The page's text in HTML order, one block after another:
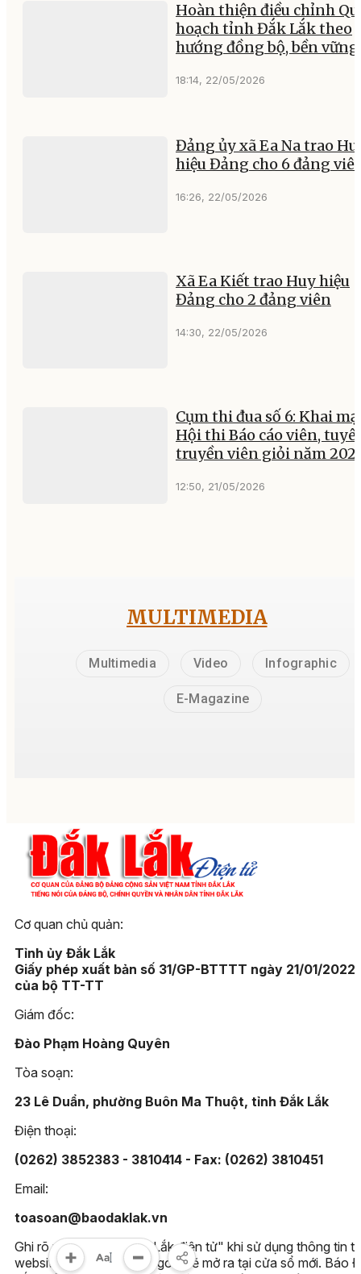
Hoàn thiện điều chỉnh
hoạch tỉnh Đắk Lắk theo
hướng đồng bộ, bền vững
18:14, 22/05/2026
Đảng ủy xã Ea Na trao
hiệu Đảng cho 6 đảng
16:26, 22/05/2026
Xã Ea Kiết trao Huy hiệu
Đảng cho 2 đảng viên
14:30, 22/05/2026
Cụm thi đua số 6: Khai
Hội thi Báo cáo viên,
truyền viên giỏi năm
12:50, 21/05/2026
MULTIMEDIA
Multimedia Video Infographic
E-Magazine
Cơ quan chủ quản:
Tỉnh ủy Đắk Lắk
Giấy phép xuất bản số 31/GP-BTTTT ngày 21/01/2022
của bộ TT-TT
Giám đốc:
Đào Phạm Hoàng Quyên
Tòa soạn:
23 Lê Duẩn, phường Buôn Ma Thuột, tỉnh Đắk Lắk
Điện thoại:
(0262) 3852383 - 3810414 - Fax: (0262) 3810451
Email:
toasoan@baodaklak.vn
Ghi rõ nguồn "Báo Đắk Lắk điện tử" khi sử dụng thông tin
website này. Các trang ngoài sẽ mở ra tại cửa sổ mới. Báo